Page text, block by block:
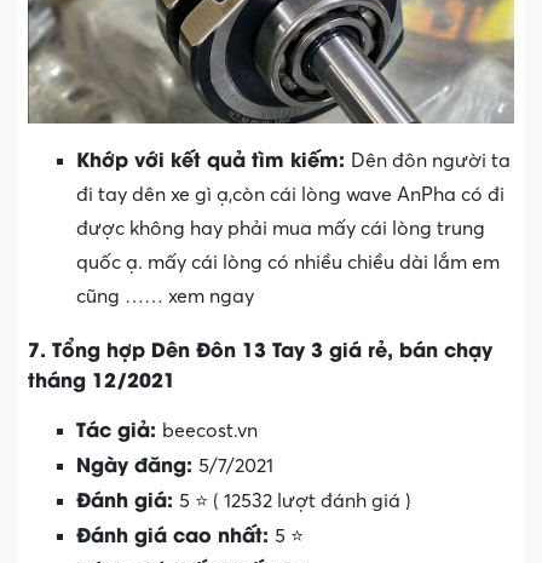
Khớp với kết quả tìm kiếm: Dên đôn người ta
đi tay dên xe gì ạ,còn cái lòng wave AnPha có đi
được không hay phải mua mấy cái lòng trung
quốc ạ. mấy cái lòng có nhiều chiều dài lắm em
cũng …… xem ngay
7. Tổng hợp Dên Đôn 13 Tay 3 giá rẻ, bán chạy
tháng 12/2021
Tác giả: beecost.vn
Ngày đăng: 5/7/2021
Đánh giá: 5 ⭐ ( 12532 lượt đánh giá )
Đánh giá cao nhất: 5 ⭐